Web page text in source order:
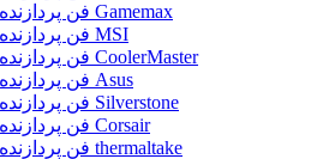
فن پردازنده Gamemax
فن پردازنده MSI
فن پردازنده CoolerMaster
فن پردازنده Asus
فن پردازنده Silverstone
فن پردازنده Corsair
فن پردازنده thermaltake